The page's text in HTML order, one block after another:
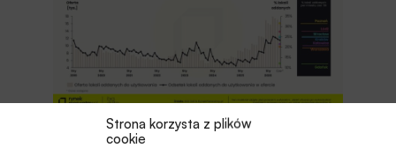
Strona korzysta z plików
cookie